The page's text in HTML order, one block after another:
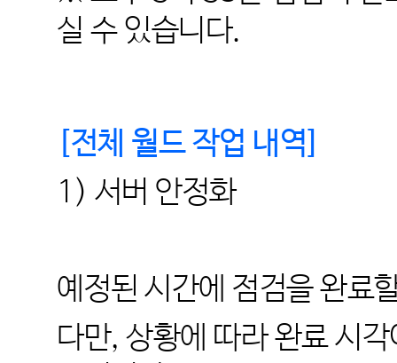
실 수 있습니다.
전체 월드 작업 내역
1) 서버 안정화
예정된 시간에 점검을 완료
다만,상황에 따라 완료 시